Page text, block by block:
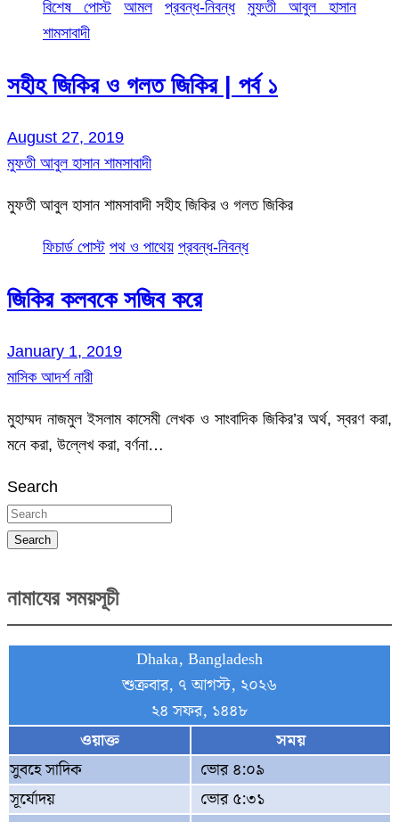
বিশেষ পোস্ট আমল প্রবন্ধ-নিবন্ধ
মুফতী আবুল হাসান
শামসাবাদী
সহীহ জিকির ও গলত জিকির | পর্ব ১
August 27, 2019
মুফতী আবুল হাসান শামসাবাদী
মুফতী আবুল হাসান শামসাবাদী সহীহ জিকির ও গলত জিকির
ফিচার্ড পোস্ট পথ ও পাথেয় প্রবন্ধ-নিবন্ধ
জিকির কলবকে সজিব করে
January 1, 2019
মাসিক আদর্শ নারী
মুহাম্মদ নাজমুল ইসলাম কাসেমী লেখক ও সাংবাদিক জিকির’র অর্থ, স্বরণ করা,
মনে করা, উল্লেখ করা, বর্ণনা…
Search
Search
নামাযের সময়সূচী
Dhaka, Bangladesh
শুক্রবার, ৭ আগস্ট, ২০২৬
২৪ সফর, ১৪৪৮
ওয়াক্ত
সময়
সুবহে সাদিক
ভোর ৪:০৯
সূর্যোদয়
ভোর ৫:৩১